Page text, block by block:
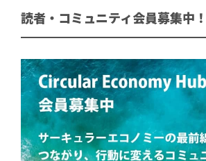
読者・コミュニティ会員募集中！